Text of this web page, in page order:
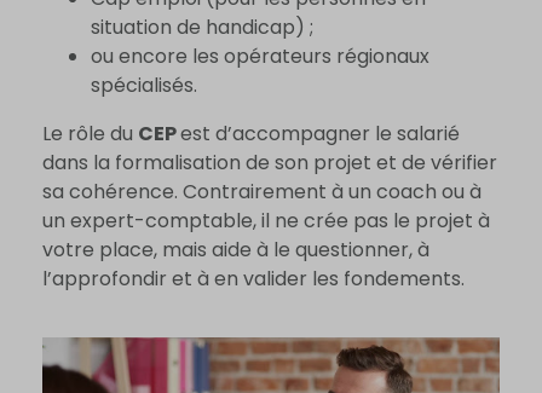
situation de handicap) ;
ou encore les opérateurs régionaux
spécialisés.
Le rôle du CEPest d’accompagner le salarié
dans la formalisation de son projet et de vérifier
sa cohérence. Contrairement à un coach ou à
un expert-comptable, il ne crée pas le projet à
votre place, mais aide à le questionner, à
l’approfondir et à en valider les fondements.